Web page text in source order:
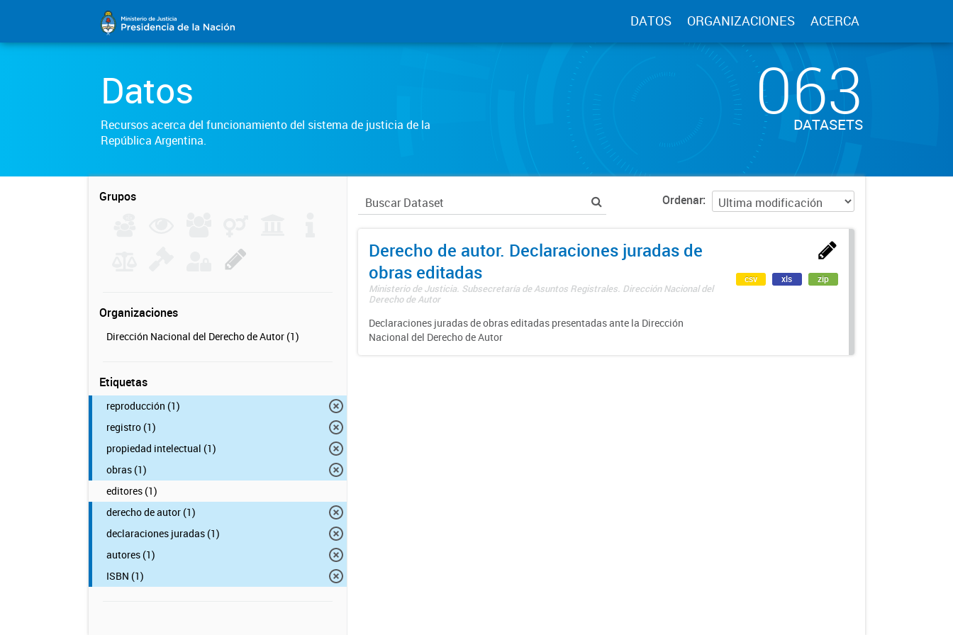
DATOS ORGANIZACIONES ACERCA
Datos
Recursos acerca del funcionamiento del sistema de justicia de la
República Argentina.
063
DATASETS
Grupos
Organizaciones
Dirección Nacional del Derecho de Autor (1)
Etiquetas
reproducción (1)
registro (1)
propiedad intelectual (1)
obras (1)
editores (1)
derecho de autor (1)
declaraciones juradas (1)
autores (1)
ISBN (1)
Ordenar
Derecho de autor. Declaraciones juradas de
obras editadas
Ministerio de Justicia. Subsecretaría de Asuntos Registrales. Dirección Nacional del
Derecho de Autor
Declaraciones juradas de obras editadas presentadas ante la Dirección
Nacional del Derecho de Autor
csv xls zip